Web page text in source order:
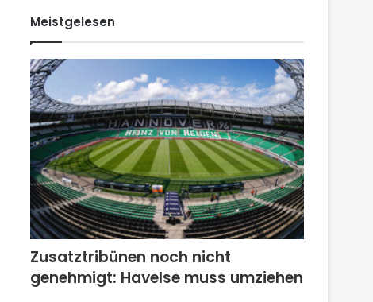
Meistgelesen
Zusatztribünen noch nicht
genehmigt: Havelse muss umziehen